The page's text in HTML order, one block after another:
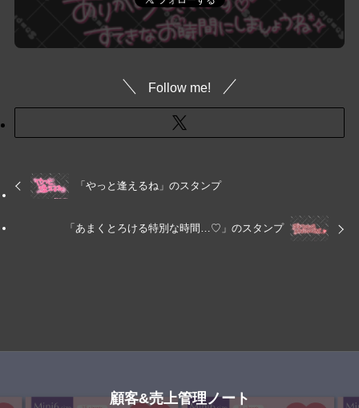
Follow me!
「やっと逢えるね」のスタンプ
「あまくとろける特別な時間…♡」のスタンプ
顧客&売上管理ノート